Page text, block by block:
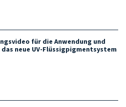
für die Anwendung und
neue UV-Flüssigpigmentsystem